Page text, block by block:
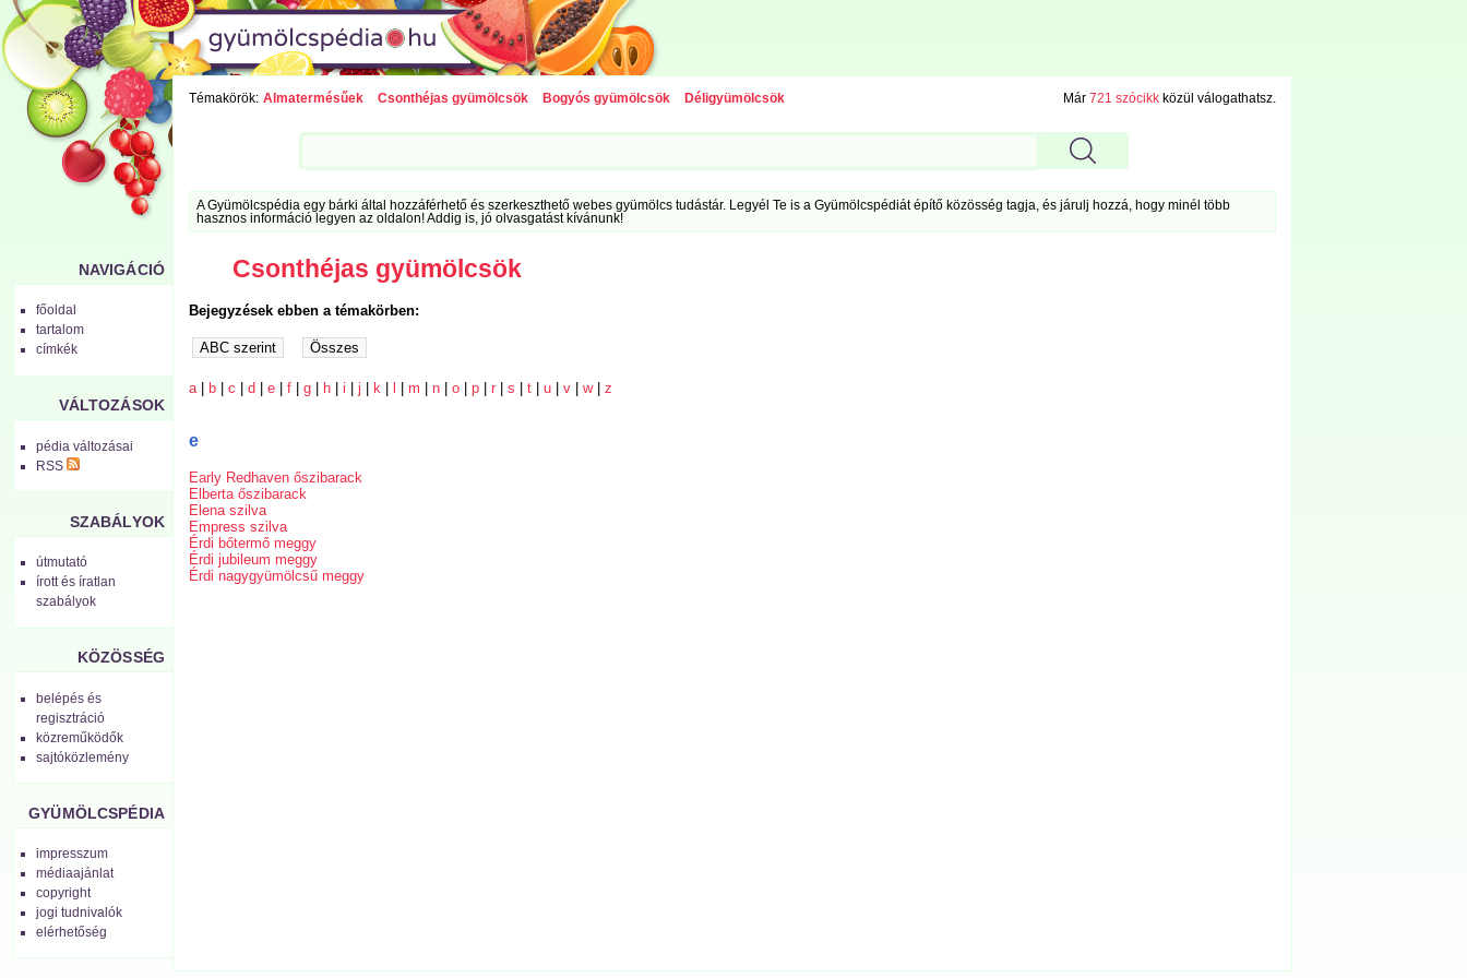
NAVIGÁCIÓ
főoldal
tartalom
címkék
VÁLTOZÁSOK
pédia változásai
RSS
SZABÁLYOK
útmutató
írott és íratlan
szabályok
KÖZÖSSÉG
belépés és
regisztráció
közreműködők
sajtóközlemény
GYÜMÖLCSPÉDIA
impresszum
médiaajánlat
copyright
jogi tudnivalók
elérhetőség
Témakörök: Almatermésűek Csonthéjas gyümölcsök Bogyós gyümölcsök Déligyümölcsök Már 721 szócikkközül válogathatsz.
A Gyümölcspédia egy bárki által hozzáférhető és szerkeszthető webes gyümölcs tudástár. Legyél Te is a Gyümölcspédiát építő közösség tagja, és járulj hozzá, hogy minél több
hasznos információ legyen az oldalon! Addig is, jó olvasgatást kívánunk!
Csonthéjas gyümölcsök
Bejegyzések ebben a témakörben:
a| b |c |d |e |f |g h |i |j k |m |n |o |p |r |s |t |u |v |w|z
e
Early Redhaven őszibarack
Elberta őszibarack
Elena szilva
Empress szilva
Érdi bőtermő meggy
Érdi jubileum meggy
Érdi nagygyümölcsű meggy